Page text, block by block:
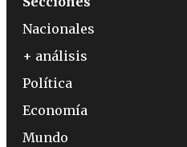
Nacionales
+ análisis
Política
Economía
Mundo